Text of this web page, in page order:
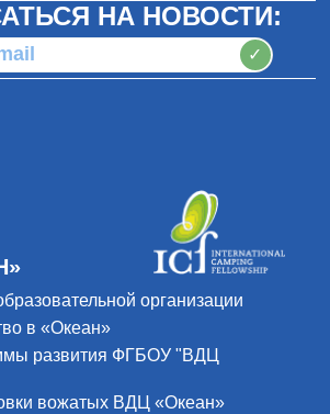
НА НОВОСТИ:
✓
организации
в «Океан»
развития ФГБОУ "ВДЦ
вожатых ВДЦ «Океан»